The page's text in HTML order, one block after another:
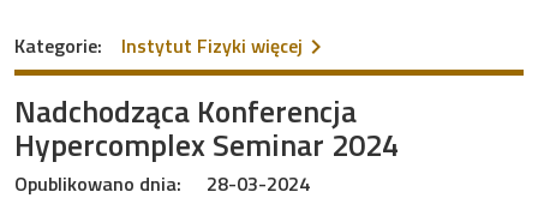
Kategorie: Instytut Fizyki więcej na temat Upcoming
Nadchodząca Konferencja
Hypercomplex Seminar 2024
Opublikowano dnia:
28-03-2024